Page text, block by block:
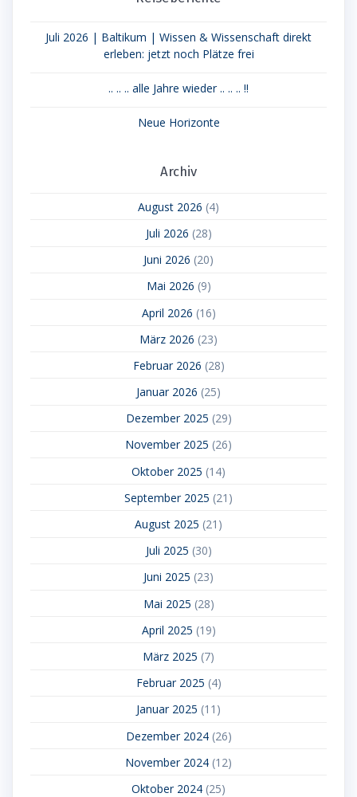
Juli 2026 | Baltikum | Wissen & Wissenschaft direkt
erleben: jetzt noch Plätze frei
.. .. .. alle Jahre wieder .. .. .. !!
Neue Horizonte
Archiv
August 2026 (4)
Juli 2026 (28)
Juni 2026 (20)
Mai 2026 (9)
April 2026 (16)
März 2026 (23)
Februar 2026 (28)
Januar 2026 (25)
Dezember 2025 (29)
November 2025 (26)
Oktober 2025 (14)
September 2025 (21)
August 2025 (21)
Juli 2025 (30)
Juni 2025 (23)
Mai 2025 (28)
April 2025 (19)
März 2025 (7)
Februar 2025 (4)
Januar 2025 (11)
Dezember 2024(26)
November 2024 (12)
Oktober 2024 (25)